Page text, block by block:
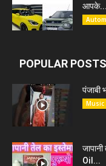
आपके...
POPULAR POSTS
पंजाबी
Music
Oil...